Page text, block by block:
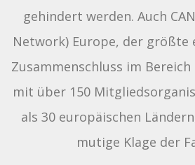
gehindert werden. Auch
Network) Europe, der größte
Zusammenschluss im
mit über 150
als 30 europäischen
mutige Klage der